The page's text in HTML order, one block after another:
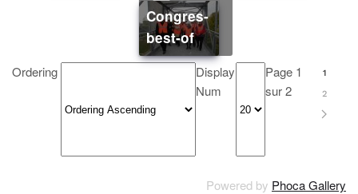
Congres-
best-of
Ordering
Display
Num
Page 1
sur 2
1
2
Powered by Phoca Gallery